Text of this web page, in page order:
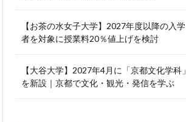
【お茶の水女子大学】2027年度以降の入学
者を対象に授業料20％値上げを検討
【大谷大学】2027年4月に「京都文化学科」
を新設｜京都で文化・観光・発信を学ぶ